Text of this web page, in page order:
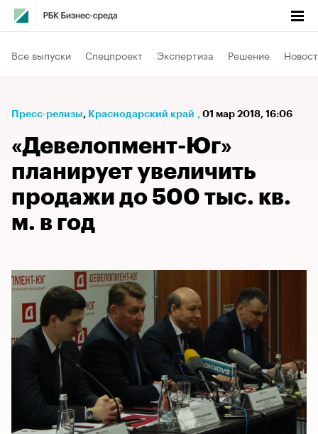
Все выпуски Спецпроект Экспертиза Решение
Пресс-релизы⁠, Краснодарский край , 01 мар 2018, 16:06
«Девелопмент-Юг»
планирует увеличить
продажи до 500 тыс. кв.
м. в год